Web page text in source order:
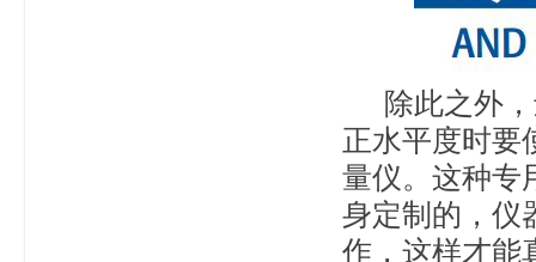
除此之外，
正水平度时要
量仪。这种专
身定制的，仪
作，这样才能